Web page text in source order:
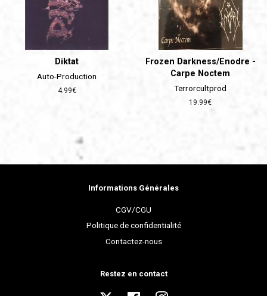
Diktat
Auto-Production
Prix
4.99€
Frozen Darkness/Enodre -
Carpe Noctem
Terrorcultprod
Prix
19.99€
Informations Générales
CGV/CGU
Politique de confidentialité
Contactez-nous
Restez en contact